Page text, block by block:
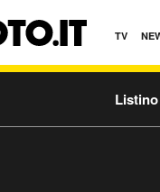
TV